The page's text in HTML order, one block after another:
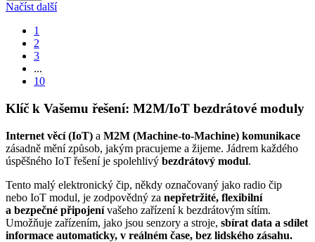
Načíst další
1
2
3
...
10
Klíč k Vašemu řešení: M2M/IoT bezdrátové moduly
Internet věcí(IoT) a M2M (Machine-to-Machine) komunikace
zásadně mění způsob, jakým pracujeme a žijeme. Jádrem každého
úspěšného IoT řešení je spolehlivý bezdrátový modul.
Tento malý elektronický čip, někdy označovaný jako radio čip
nebo IoT modul, je zodpovědný za nepřetržité, flexibilní
a bezpečné připojenívašeho zařízení k bezdrátovým sítím.
Umožňuje zařízením, jako jsou senzory a stroje, sbírat data a sdílet
informace automaticky, v reálném čase, bez lidského zásahu.